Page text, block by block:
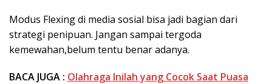
Modus Flexing di media sosial bisa jadi bagian dari
strategi penipuan. Jangan sampai tergoda
kemewahan,belum tentu benar adanya.
BACA JUGA : Olahraga Inilah yang Cocok Saat Puasa